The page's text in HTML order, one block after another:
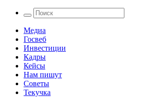
Медиа
Госвеб
Инвестиции
Кадры
Кейсы
Нам пишут
Советы
Текучка